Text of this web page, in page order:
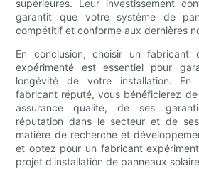
supérieures. Leur investissement
garantit que votre système de
compétitif et conforme aux dernières
En conclusion, choisir un fabricant
expérimenté est essentiel pour
longévité de votre installation. En
fabricant réputé, vous bénéficierez
assurance qualité, de ses
réputation dans le secteur et de
matière de recherche et
et optez pour un fabricant
projet d'installation de panneaux